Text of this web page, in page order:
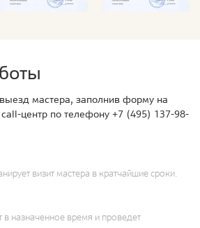
мастера, заполнив форму на
центр по телефону +7 (495) 137-98-
визит мастера в кратчайшие сроки.
в назначенное время и проведет